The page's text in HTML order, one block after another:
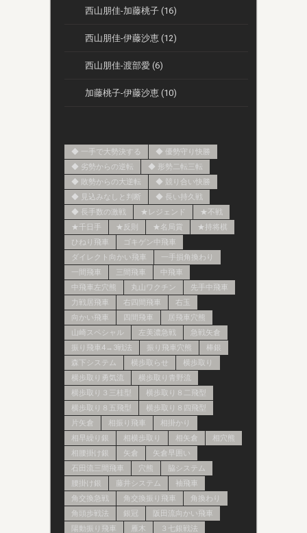
西山朋佳-加藤桃子 (16)
西山朋佳-伊藤沙恵 (12)
西山朋佳-渡部愛 (6)
加藤桃子-伊藤沙恵 (10)
◆ 一手で大勢決する
◆ 優勢守り快勝
◆ 劣勢からの逆転
◆ 形勢二転三転
◆ 敗勢からの大逆転
◆ 競り合い快勝
◆ 見込みなしと判断
◆ 長い持久戦
◆ 長手数の激戦
★レジェンド
★不戦
★千日手
★反則 ★名局賞
★持将棋
ひねり飛車
ゴキゲン中飛車
ダイレクト向かい飛車
一手損角換わり
一間飛車
三間飛車
中飛車
中飛車左穴熊
丸山ワクチン
先手中飛車
力戦居飛車
右四間飛車
右玉
向かい飛車
四間飛車
居飛車穴熊
山崎スペシャル
左美濃急戦
急戦矢倉
振り飛車4→3戦法
振り飛車穴熊
棒銀
森下システム
横歩取らせ
横歩取り
横歩取り勇気流
横歩取り青野流
横歩取り３三桂型
横歩取り８二飛型
横歩取り８五飛型
横歩取り８四飛型
片矢倉
相振り飛車
相掛かり
相早繰り銀
相横歩取り 相矢倉
相穴熊
相腰掛け銀
矢倉
矢倉早囲い
石田流三間飛車
穴熊
脇システム
腰掛け銀
藤井システム
袖飛車
角交換急戦
角交換振り飛車
角換わり
角頭歩戦法
銀冠
阪田流向かい飛車
陽動振り飛車
雁木 ３七銀戦法